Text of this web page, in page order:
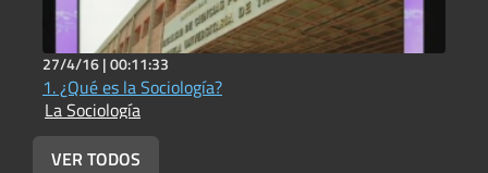
27/4/16 |00:11:33
1. ¿Qué es la Sociología?
La Sociología
VER TODOS